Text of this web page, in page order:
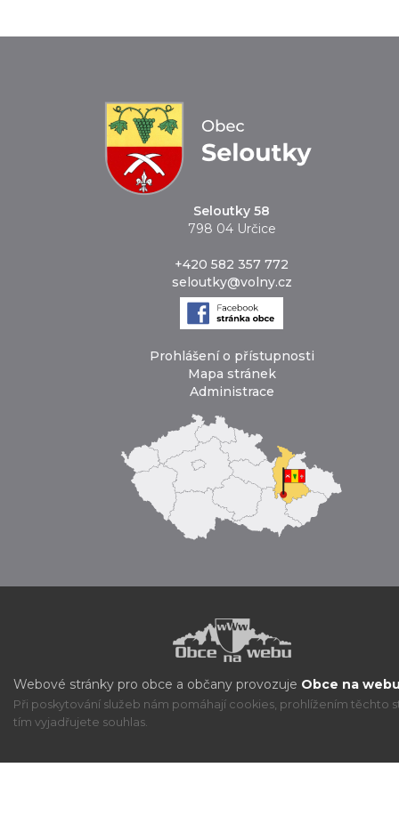
Seloutky 58
798 04 Určice
+420 582 357 772
seloutky@volny.cz
Prohlášení o přístupnosti
Mapa stránek
Administrace
Webové stránky pro obce a občany provozuje Obce na
Při poskytování služeb nám pomáhají cookies, prohlížením těchto
tím vyjadřujete souhlas.